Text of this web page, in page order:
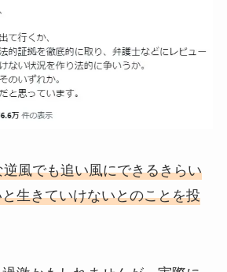
風でも追い風にできるきらい
生きていけないとのことを投